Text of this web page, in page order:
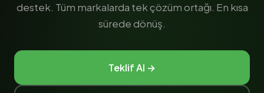
destek. Tüm markalarda tek çözüm ortağı. En kısa
sürede dönüş.
Teklif Al →